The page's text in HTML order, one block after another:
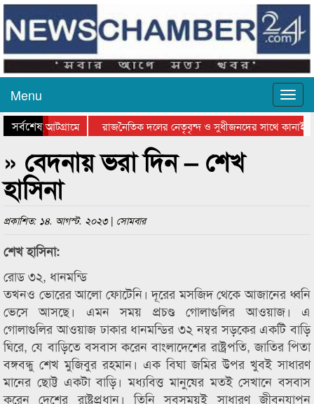
Menu
সর্বশেষ
আটগ্রামে
রাজনৈতিক দলের নেতৃবৃন্দ ও সুধীজনদের সাথে কানাইঘাটের
সিলেটে বাংলাদেশ গ্রুপ থিয়েটার ফেডারেশানের বিভাগীয়
» বেদনায় ভরা দিন – শেখ
হাসিনা
প্রকাশিত: ১৪. আগস্ট. ২০২৩ | সোমবার
শেখ হাসিনা:
রোড ৩২, ধানমন্ডি
তখনও ভোরের আলো ফোটেনি। দূরের মসজিদ থেকে আজানের ধ্বনি
ভেসে আসছে। এমন সময় প্রচণ্ড গোলাগুলির আওয়াজ। এ
গোলাগুলির আওয়াজ ঢাকার ধানমন্ডির ৩২ নম্বর সড়কের একটি বাড়ি
ঘিরে, যে বাড়িতে বসবাস করেন বাংলাদেশের রাষ্ট্রপতি, জাতির পিতা
বঙ্গবন্ধু শেখ মুজিবুর রহমান। এক বিঘা জমির উপর খুবই সাধারণ
মানের ছোট্ট একটা বাড়ি। মধ্যবিত্ত মানুষের মতই সেখানে বসবাস
করেন দেশের রাষ্ট্রপ্রধান। তিনি সবসময়ই সাধারণ জীবনযাপন